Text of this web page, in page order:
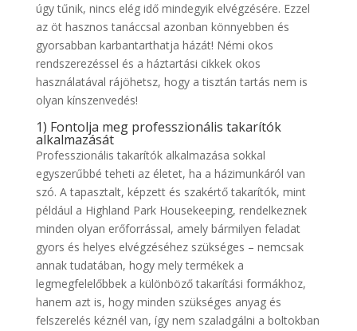
úgy tűnik, nincs elég idő mindegyik elvégzésére. Ezzel
az öt hasznos tanáccsal azonban könnyebben és
gyorsabban karbantarthatja házát! Némi okos
rendszerezéssel és a háztartási cikkek okos
használatával rájöhetsz, hogy a tisztán tartás nem is
olyan kínszenvedés!
1) Fontolja meg professzionális takarítók
alkalmazását
Professzionális takarítók alkalmazása sokkal
egyszerűbbé teheti az életet, ha a házimunkáról van
szó. A tapasztalt, képzett és szakértő takarítók, mint
például a Highland Park Housekeeping, rendelkeznek
minden olyan erőforrással, amely bármilyen feladat
gyors és helyes elvégzéséhez szükséges – nemcsak
annak tudatában, hogy mely termékek a
legmegfelelőbbek a különböző takarítási formákhoz,
hanem azt is, hogy minden szükséges anyag és
felszerelés kéznél van, így nem szaladgálni a boltokban